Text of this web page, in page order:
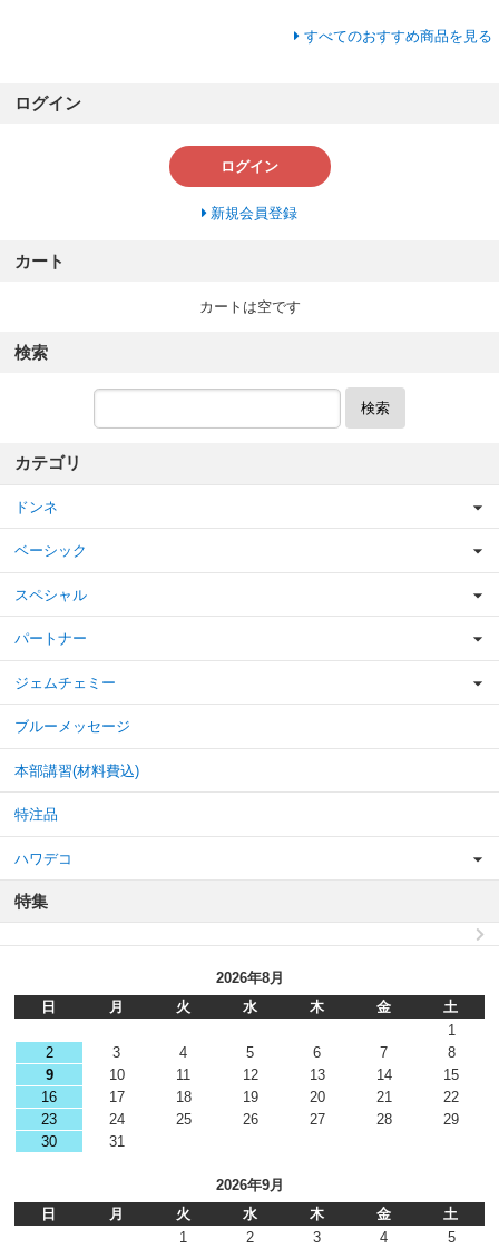
すべてのおすすめ商品を見る
ログイン
ログイン
新規会員登録
カート
カートは空です
検索
検索
カテゴリ
ドンネ
ベーシック
スペシャル
パートナー
ジェムチェミー
ブルーメッセージ
本部講習(材料費込)
特注品
ハワデコ
特集
2026年8月
日
月 火 水 木 金
土
1
2
3 4 5 6 7
8
9
10 11 12 13 14
15
16
17 18 19 20 21
22
23
24 25 26 27 28
29
30
31
2026年9月
日
月 火 水 木 金
土
1
2 3 4 5